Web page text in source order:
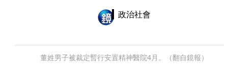
政治社會
董姓男子被裁定暫行安置精神醫院4月。（翻自鏡報）